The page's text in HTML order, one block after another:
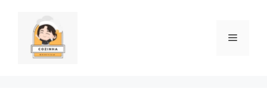
conteúdo
Menu